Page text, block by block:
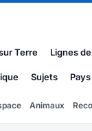
Terre Lignes
Sujets Pays
Animaux